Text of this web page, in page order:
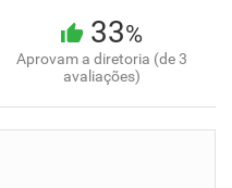
33%
Aprovam a diretoria (de 3
avaliações)